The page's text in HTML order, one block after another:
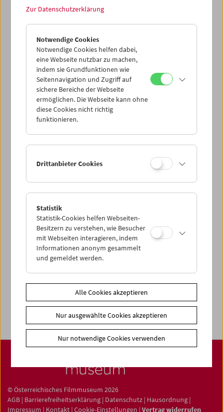
gesammelt und zu einem Haufen geschlichtet, wurden
einer nach dem anderen eine gerade Strecke von hundert
Schritten weit getragen, und am Endpunkt der Strecke zu
einem neuen Haufen geschlichtet. Ein Weg entsteht im
Gehen. (Text: Gustav Deutsch) Der Film zeigt den Künstler
in behutsamer Interaktion mit der Landschaft. In der
Tradition der Land Art erforscht Gustav Deutsch die
Wüste um die Oase Figuig künstlerisch. Die Arbeit steht im
Kontext des Werkzyklus "Die Kunst der Reise". (Text:
Hanna Schimek/Anna Högner)
<< Zurück zur Übersicht Kulturerbe digital
Share on
Filmsammlung
Film ONLINE
Filmbezogene Sammlung
Sammlungen ONLINE
Filmmuseum LAB
© Österreichisches Filmmuseum 2026
AGB | Barrierefreiheitserklärung | Datenschutz | Hausordnung |
Impressum | Kontakt | Cookie-Einstellungen | Vertrag widerrufen
Zur Datenschutzerklärung
Notwendige Cookies
Notwendige Cookies helfen dabei,
eine Webseite nutzbar zu machen,
indem sie Grundfunktionen wie
Seitennavigation und Zugriff auf
sichere Bereiche der Webseite
ermöglichen. Die Webseite kann ohne
diese Cookies nicht richtig
funktionieren.
Drittanbieter Cookies
Statistik
Statistik-Cookies helfen Webseiten-
Besitzern zu verstehen, wie Besucher
mit Webseiten interagieren, indem
Informationen anonym gesammelt
und gemeldet werden.
Alle Cookies akzeptieren
Nur ausgewählte Cookies akzeptieren
Nur notwendige Cookies verwenden